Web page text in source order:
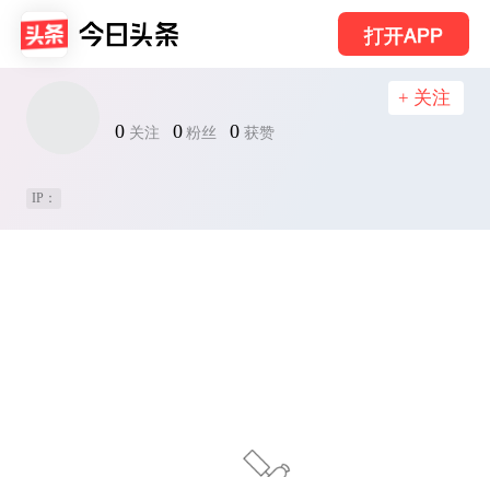
打开APP
0 关注 0 粉丝 0 获赞
+ 关注
IP：